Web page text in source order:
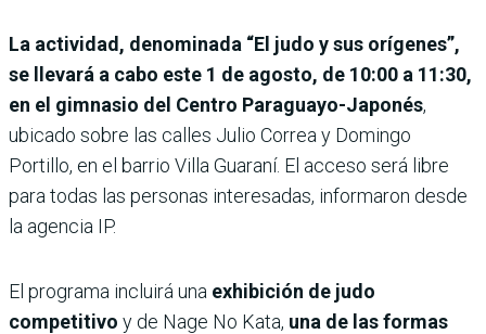
La actividad, denominada “El judo y sus orígenes”,
se llevará a cabo este 1 de agosto, de 10:00 a 11:30,
en el gimnasio del Centro Paraguayo-Japonés,
ubicado sobre las calles Julio Correa y Domingo
Portillo, en el barrio Villa Guaraní. El acceso será libre
para todas las personas interesadas, informaron desde
la agencia IP.
El programa incluirá una exhibición de judo
competitivo y de Nage No Kata, una de las formas